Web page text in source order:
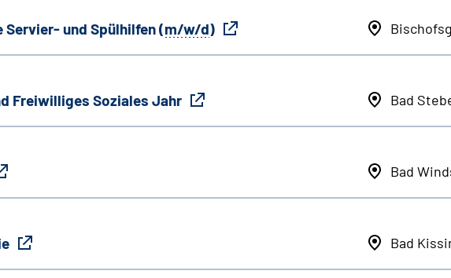
Servier- und Spülhilfen (m/w/d)
Freiwilliges Soziales Jahr Bad
Bad
Bad